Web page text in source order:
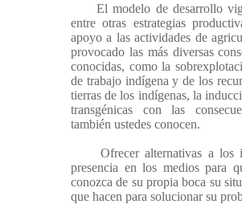
El modelo de desarrollo
entre otras estrategias
apoyo a las actividades de
provocado las más diversas
conocidas, como la
de trabajo indígena y de los
tierras de los indígenas, la
transgénicas con las
también ustedes conocen.
Ofrecer alternativas a los
presencia en los medios para
conozca de su propia boca su
que hacen para solucionar su